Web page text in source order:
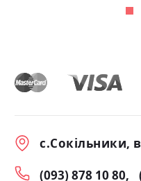
с.Сокільники,
(093) 878 10 80